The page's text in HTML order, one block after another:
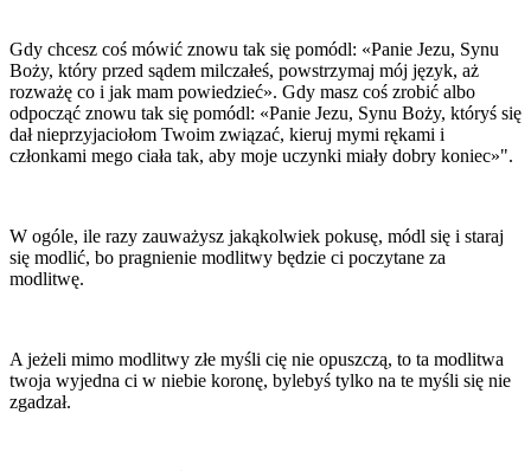
Gdy chcesz coś mówić znowu tak się pomódl: «Panie Jezu, Synu
Boży, który przed sądem milczałeś, powstrzymaj mój język, aż
rozważę co i jak mam powiedzieć». Gdy masz coś zrobić albo
odpocząć znowu tak się pomódl: «Panie Jezu, Synu Boży, któryś się
dał nieprzyjaciołom Twoim związać, kieruj mymi rękami i
członkami mego ciała tak, aby moje uczynki miały dobry koniec»".
W ogóle, ile razy zauważysz jakąkolwiek pokusę, módl się i staraj
się modlić, bo pragnienie modlitwy będzie ci poczytane za
modlitwę.
A jeżeli mimo modlitwy złe myśli cię nie opuszczą, to ta modlitwa
twoja wyjedna ci w niebie koronę, bylebyś tylko na te myśli się nie
zgadzał.